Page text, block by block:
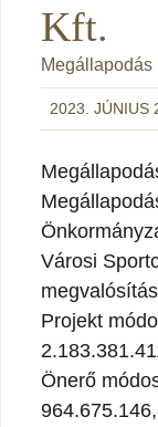
Kft.
Megállapodás
2023. JÚNIUS
Városi
Projekt
Önerő